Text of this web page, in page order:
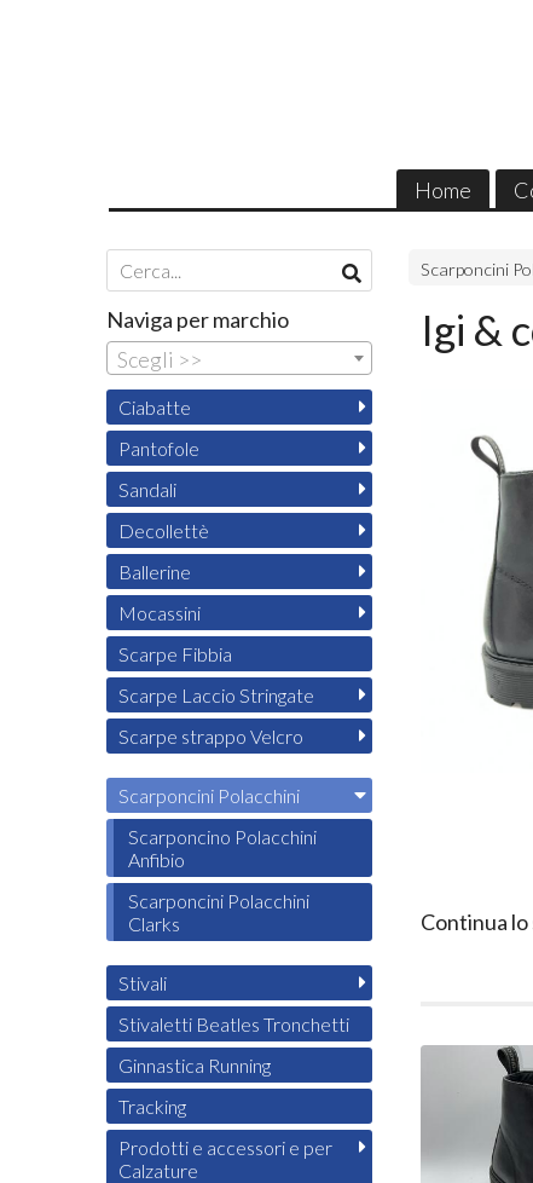
Home
Scarponcini
Igi &
Continua
Naviga per marchio
Scegli >>
Ciabatte
Pantofole
Sandali
Decollettè
Ballerine
Mocassini
Scarpe Fibbia
Scarpe Laccio Stringate
Scarpe strappo Velcro
Scarponcini Polacchini
Scarponcino Polacchini
Anfibio
Scarponcini Polacchini
Clarks
Stivali
Stivaletti Beatles Tronchetti
Ginnastica Running
Tracking
Prodotti e accessori e per
Calzature